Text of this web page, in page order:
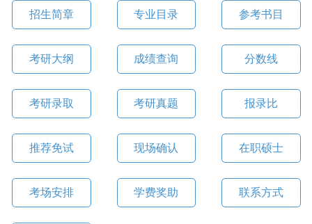
招生简章 专业目录 参考书目
考研大纲 成绩查询 分数线
考研录取 考研真题 报录比
推荐免试 现场确认 在职硕士
考场安排 学费奖助 联系方式